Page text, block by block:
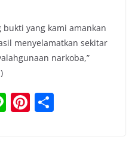
yang kami amankan
menyelamatkan sekitar
narkoba,”
Li Pi